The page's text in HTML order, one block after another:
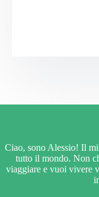
Ciao, sono Alessio! Il
tutto il mondo. Non
viaggiare e vuoi vivere